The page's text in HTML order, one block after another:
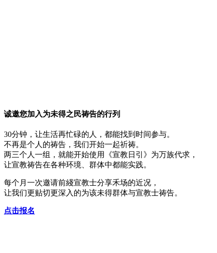
诚邀您加入为未得之民祷告的行列
30分钟，让生活再忙碌的人，都能找到时间参与。
不再是个人的祷告，我们开始一起祈祷。
两三个人一组，就能开始使用《宣教日引》为万族代求，
让宣教祷告在各种环境、群体中都能实践。
每个月一次邀请前綫宣教士分享禾场的近况，
让我们更贴切更深入的为该未得群体与宣教士祷告。
点击报名